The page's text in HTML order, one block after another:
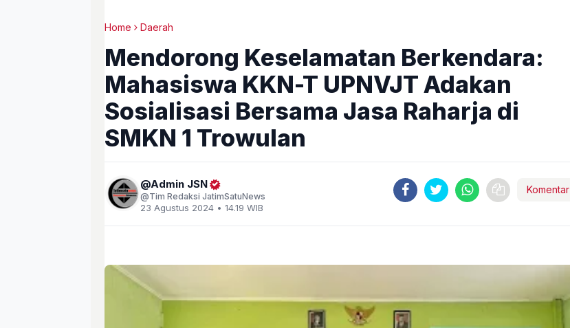
Home Daerah
Mendorong Keselamatan Berkendara:
Mahasiswa KKN-T UPNVJT Adakan
Sosialisasi Bersama Jasa Raharja di
SMKN 1 Trowulan
Admin JSN
Tim Redaksi JatimSatuNews
23 Agustus 2024 • 14.19 WIB
Komentar